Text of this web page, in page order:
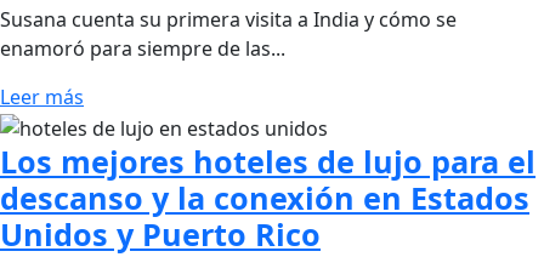
Susana cuenta su primera visita a India y cómo se
enamoró para siempre de las...
Leer más
Los mejores hoteles de lujo para el
descanso y la conexión en Estados
Unidos y Puerto Rico